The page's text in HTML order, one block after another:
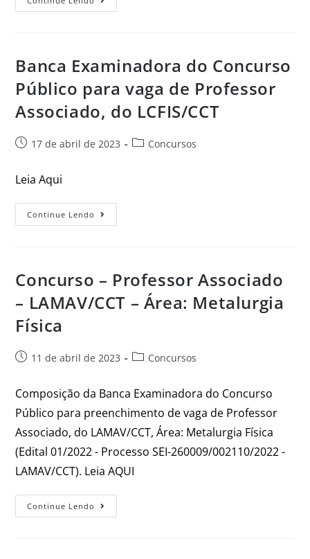
Banca Examinadora do Concurso
Público para vaga de Professor
Associado, do LCFIS/CCT
17 de abril de 2023 Concursos
Leia Aqui
Continue Lendo
Concurso – Professor Associado
– LAMAV/CCT – Área: Metalurgia
Física
11 de abril de 2023 Concursos
Composição da Banca Examinadora do Concurso
Público para preenchimento de vaga de Professor
Associado, do LAMAV/CCT, Área: Metalurgia Física
(Edital 01/2022 - Processo SEI-260009/002110/2022 -
LAMAV/CCT). Leia AQUI
Continue Lendo